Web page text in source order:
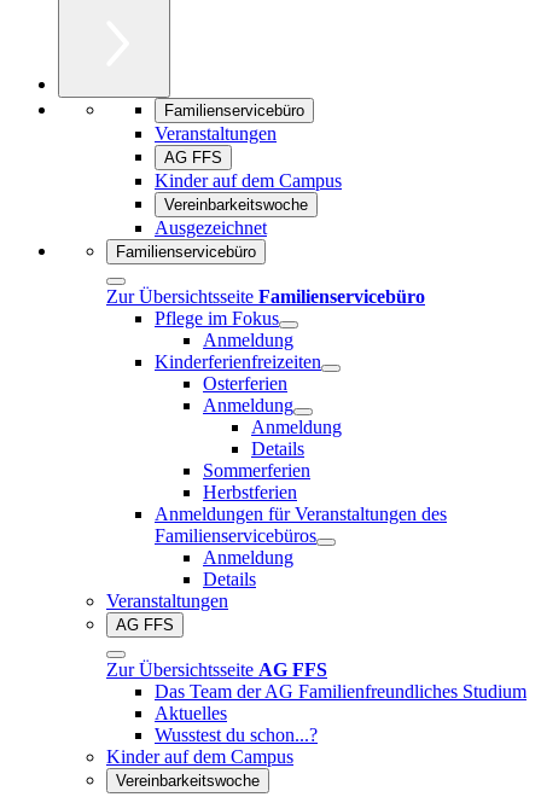
Familienservicebüro
Veranstaltungen
AG FFS
Kinder auf dem Campus
Vereinbarkeitswoche
Ausgezeichnet
Familienservicebüro
Zur Übersichtsseite Familienservicebüro
Pflege im Fokus
Anmeldung
Kinderferienfreizeiten
Osterferien
Anmeldung
Anmeldung
Details
Sommerferien
Herbstferien
Anmeldungen für Veranstaltungen des
Familienservicebüros
Anmeldung
Details
Veranstaltungen
AG FFS
Zur Übersichtsseite AG FFS
Das Team der AG Familienfreundliches Studium
Aktuelles
Wusstest du schon...?
Kinder auf dem Campus
Vereinbarkeitswoche